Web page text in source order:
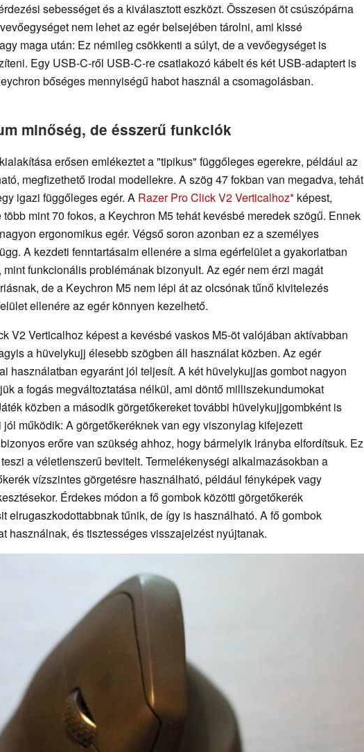
sebességet és a kiválasztott eszközt. Összesen öt csúszópárna
nem lehet az egér belsejében tárolni, ami kissé
maga után: Ez némileg csökkenti a súlyt, de a vevőegységet is
Egy USB-C-ről USB-C-re csatlakozó kábelt és két USB-adaptert is
bőséges mennyiségű habot használ a csomagolásban.
minőség, de ésszerű funkciók
erősen emlékeztet a "tipikus" függőleges egerekre, például az
megfizethető irodai modellekre. A szög 47 fokban van megadva, tehát
igazi függőleges egér. A Razer Pro Click V2 Verticalhoz képest,
mint 70 fokos, a Keychron M5 tehát kevésbé meredek szögű. Ennek
ergonomikus egér. Végső soron azonban ez a személyes
A kezdeti fenntartásaim ellenére a sima egérfelület a gyakorlatban
funkcionális problémának bizonyult. Az egér nem érzi magát
de a Keychron M5 nem lépi át az olcsónak tűnő kivitelezés
ellenére az egér könnyen kezelhető.
V2 Verticalhoz képest a kevésbé vaskos M5-öt valójában aktívabban
a hüvelykujj élesebb szögben áll használat közben. Az egér
használatban egyaránt jól teljesít. A két hüvelykujjas gombot nagyon
a fogás megváltoztatása nélkül, ami döntő milliszekundumokat
közben a második görgetőkereket további hüvelykujjgombként is
jól működik: A görgetőkeréknek van egy viszonylag kifejezett
erőre van szükség ahhoz, hogy bármelyik irányba elfordítsuk. Ez
a véletlenszerű bevitelt. Termelékenységi alkalmazásokban a
vízszintes görgetésre használható, például fényképek vagy
Érdekes módon a fő gombok közötti görgetőkerék
elrugaszkodottabbnak tűnik, de így is használható. A fő gombok
használnak, és tisztességes visszajelzést nyújtanak.